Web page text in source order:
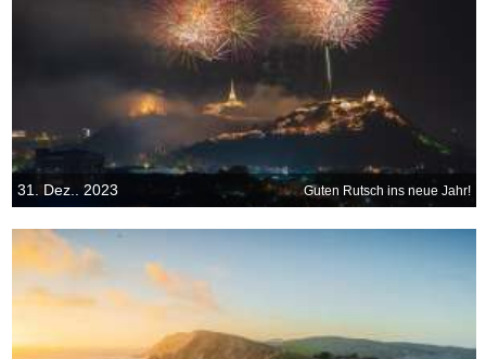
31. Dez.. 2023 Guten Rutsch ins neue Jahr!